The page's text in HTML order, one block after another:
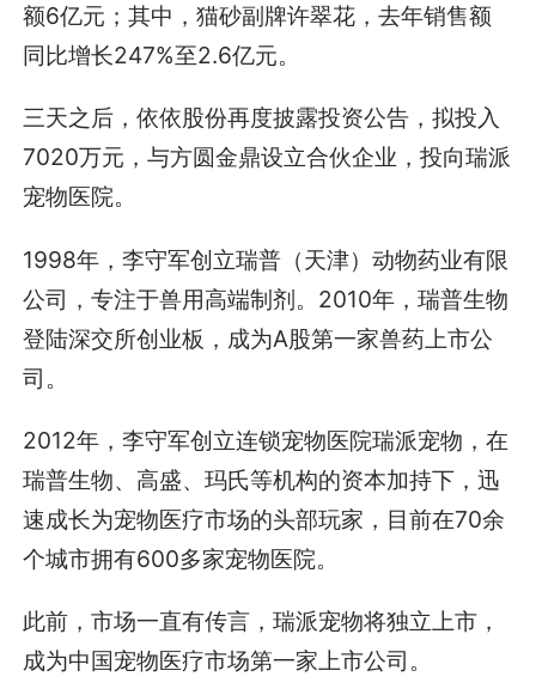
额6亿元；其中，猫砂副牌许翠花，去年销售额
同比增长247%至2.6亿元。
三天之后，依依股份再度披露投资公告，拟投入
7020万元，与方圆金鼎设立合伙企业，投向瑞派
宠物医院。
1998年，李守军创立瑞普（天津）动物药业有限
公司，专注于兽用高端制剂。2010年，瑞普生物
登陆深交所创业板，成为A股第一家兽药上市公
司。
2012年，李守军创立连锁宠物医院瑞派宠物，在
瑞普生物、高盛、玛氏等机构的资本加持下，迅
速成长为宠物医疗市场的头部玩家，目前在70余
个城市拥有600多家宠物医院。
此前，市场一直有传言，瑞派宠物将独立上市，
成为中国宠物医疗市场第一家上市公司。